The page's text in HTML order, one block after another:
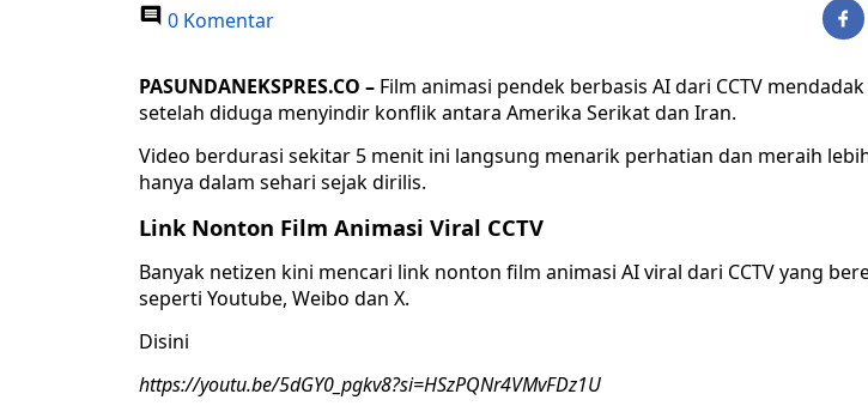
0 Komentar
PASUNDANEKSPRES.CO – Film animasi pendek berbasis AI dari CCTV
setelah diduga menyindir konflik antara Amerika Serikat dan Iran.
Video berdurasi sekitar 5 menit ini langsung menarik perhatian dan meraih
hanya dalam sehari sejak dirilis.
Link Nonton Film Animasi Viral CCTV
Banyak netizen kini mencari link nonton film animasi AI viral dari CCTV yang
seperti Youtube, Weibo dan X.
Disini
https://youtu.be/5dGY0_pgkv8?si=HSzPQNr4VMvFDz1U